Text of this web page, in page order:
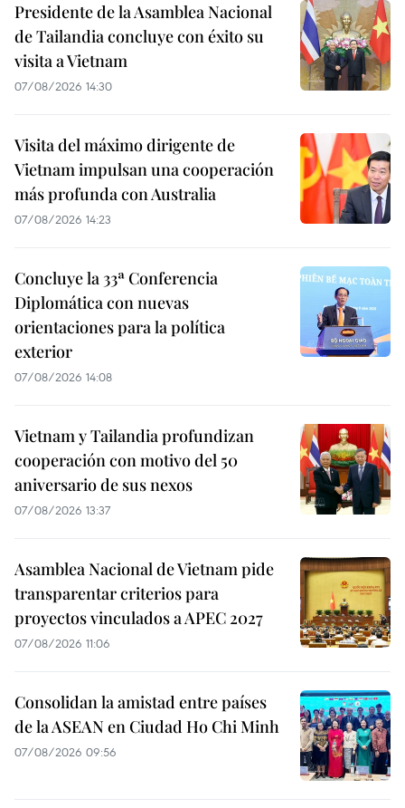
Presidente de la Asamblea Nacional
de Tailandia concluye con éxito su
visita a Vietnam
07/08/2026 14:30
Visita del máximo dirigente de
Vietnam impulsan una cooperación
más profunda con Australia
07/08/2026 14:23
Concluye la 33ª Conferencia
Diplomática con nuevas
orientaciones para la política
exterior
07/08/2026 14:08
Vietnam y Tailandia profundizan
cooperación con motivo del 50
aniversario de sus nexos
07/08/2026 13:37
Asamblea Nacional de Vietnam pide
transparentar criterios para
proyectos vinculados a APEC 2027
07/08/2026 11:06
Consolidan la amistad entre países
de la ASEAN en Ciudad Ho Chi Minh
07/08/2026 09:56